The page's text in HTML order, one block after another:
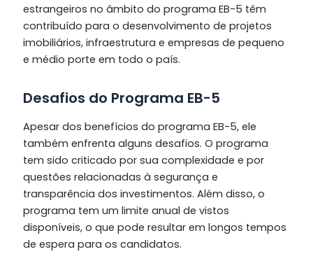
estrangeiros no âmbito do programa EB-5 têm
contribuído para o desenvolvimento de projetos
imobiliários, infraestrutura e empresas de pequeno
e médio porte em todo o país.
Desafios do Programa EB-5
Apesar dos benefícios do programa EB-5, ele
também enfrenta alguns desafios. O programa
tem sido criticado por sua complexidade e por
questões relacionadas à segurança e
transparência dos investimentos. Além disso, o
programa tem um limite anual de vistos
disponíveis, o que pode resultar em longos tempos
de espera para os candidatos.